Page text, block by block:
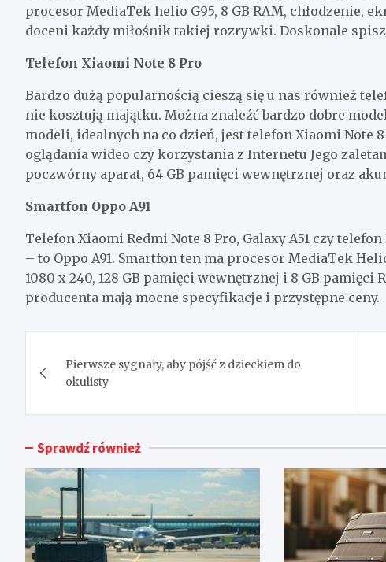
procesor MediaTek helio G95, 8 GB RAM, chłodzenie,
doceni każdy miłośnik takiej rozrywki. Doskonale
Telefon Xiaomi Note 8 Pro
Bardzo dużą popularnością cieszą się u nas również
nie kosztują majątku. Można znaleźć bardzo dobre
modeli, idealnych na co dzień, jest telefon Xiaomi Note
oglądania wideo czy korzystania z Internetu Jego
poczwórny aparat, 64 GB pamięci wewnętrznej oraz
Smartfon Oppo A91
Telefon Xiaomi Redmi Note 8 Pro, Galaxy A51 czy
– to Oppo A91. Smartfon ten ma procesor MediaTek
1080 x 240, 128 GB pamięci wewnętrznej i 8 GB pamięci
producenta mają mocne specyfikacje i przystępne ceny.
wpisu
Pierwsze sygnały, aby pójść z dzieckiem do
okulisty
Sprawdź również